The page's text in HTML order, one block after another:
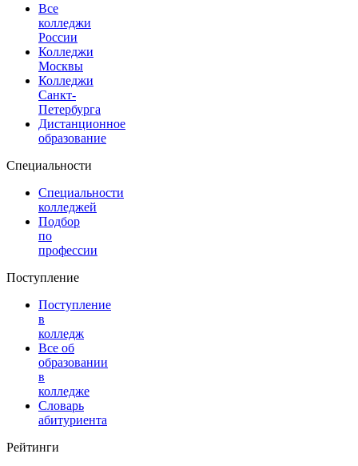
Все
колледжи
России
Колледжи
Москвы
Колледжи
Санкт-
Петербурга
Дистанционное
образование
Специальности
Специальности
колледжей
Подбор
по
профессии
Поступление
Поступление
в
колледж
Все об
образовании
в
колледже
Словарь
абитуриента
Рейтинги